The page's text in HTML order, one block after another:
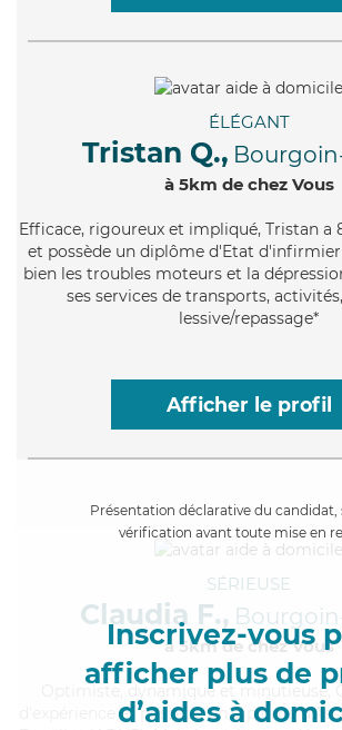
ÉLÉGANT
Tristan Q.,
à 5km de chez Vous
Efficace, rigoureux et impliqué, Tristan a
et possède un diplôme d'Etat
bien les troubles moteurs et la
ses services de transports,
lessive/repassage*
Afficher le profil
Présentation déclarative du candidat,
vérification avant toute mise en
Inscrivez-vous
afficher plus de
d’aides à
SÉRIEUSE
Claudia F.,
à 5km de chez Vous
, dynamique et minutieuse,
d'expérience et possède un diplôme